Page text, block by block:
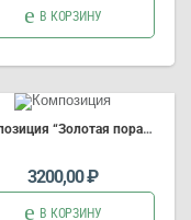
В КОРЗИНУ
Композиция “Золотая пора” (Арт. 3439)
3200,00₽
В КОРЗИНУ